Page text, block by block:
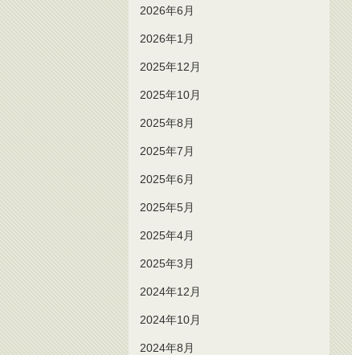
2026年6月
2026年1月
2025年12月
2025年10月
2025年8月
2025年7月
2025年6月
2025年5月
2025年4月
2025年3月
2024年12月
2024年10月
2024年8月